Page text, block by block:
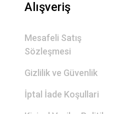
Alışveriş
Mesafeli Satış
Sözleşmesi
Gizlilik ve Güvenlik
İptal İade Koşullari